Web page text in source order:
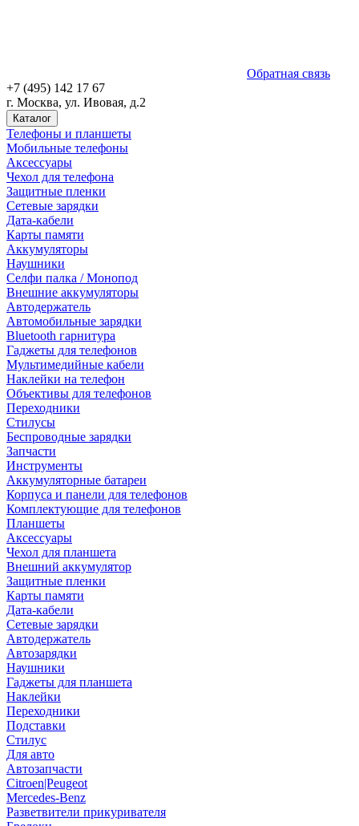
Обратная связь
+7 (495) 142 17 67
г. Москва, ул. Ивовая, д.2
Каталог
Телефоны и планшеты
Мобильные телефоны
Аксессуары
Чехол для телефона
Защитные пленки
Сетевые зарядки
Дата-кабели
Карты памяти
Аккумуляторы
Наушники
Селфи палка / Монопод
Внешние аккумуляторы
Автодержатель
Автомобильные зарядки
Bluetooth гарнитура
Гаджеты для телефонов
Мультимедийные кабели
Наклейки на телефон
Объективы для телефонов
Переходники
Стилусы
Беспроводные зарядки
Запчасти
Инструменты
Аккумуляторные батареи
Корпуса и панели для телефонов
Комплектующие для телефонов
Планшеты
Аксессуары
Чехол для планшета
Внешний аккумулятор
Защитные пленки
Карты памяти
Дата-кабели
Сетевые зарядки
Автодержатель
Автозарядки
Наушники
Гаджеты для планшета
Наклейки
Переходники
Подставки
Стилус
Для авто
Автозапчасти
Citroen|Peugeot
Mercedes-Benz
Разветвители прикуривателя